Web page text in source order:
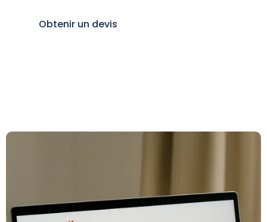
Obtenir un devis